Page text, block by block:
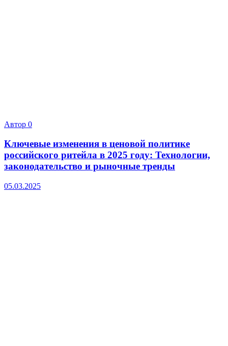
Автор 0
Ключевые изменения в ценовой политике
российского ритейла в 2025 году: Технологии,
законодательство и рыночные тренды
05.03.2025